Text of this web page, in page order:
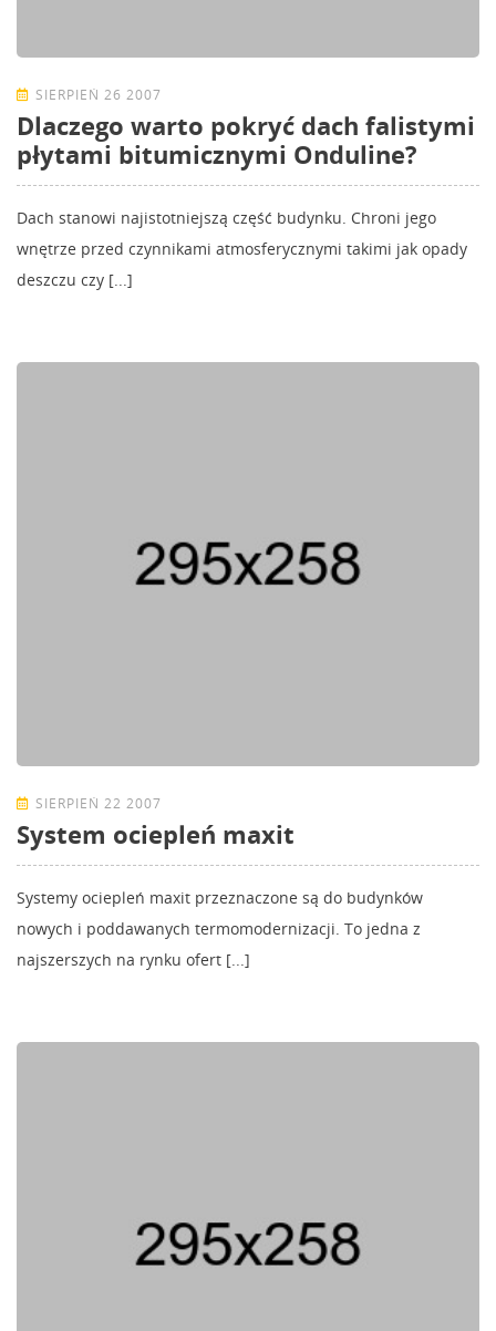
SIERPIEŃ 26 2007
Dlaczego warto pokryć dach falistymi
płytami bitumicznymi Onduline?
Dach stanowi najistotniejszą część budynku. Chroni jego
wnętrze przed czynnikami atmosferycznymi takimi jak opady
deszczu czy [...]
SIERPIEŃ 22 2007
System ociepleń maxit
Systemy ociepleń maxit przeznaczone są do budynków
nowych i poddawanych termomodernizacji. To jedna z
najszerszych na rynku ofert [...]